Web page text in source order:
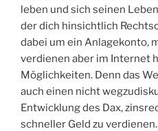
leben und sich seinen
der dich hinsichtlich
dabei um ein Anlagekonto,
verdienen aber im Internet
Möglichkeiten. Denn das
auch einen nicht
Entwicklung des Dax,
schneller Geld zu verdienen.